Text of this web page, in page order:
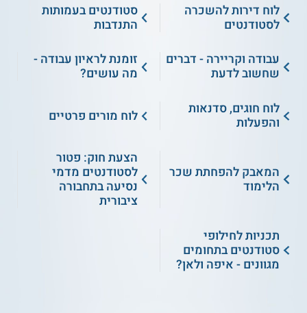
לוח דירות להשכרה
לסטודנטים
סטודנטים בעמותות
התנדבות
עבודה וקריירה - דברים
שחשוב לדעת
זומנת לראיון עבודה -
מה עושים?
לוח חוגים, סדנאות
והפעלות
לוח מורים פרטיים
המאבק להפחתת שכר
הלימוד
הצעת חוק: פטור
לסטודנטים מדמי
נסיעה בתחבורה
ציבורית
תכניות לחילופי
סטודנטים בתחומים
מגוונים - איפה ולאן?